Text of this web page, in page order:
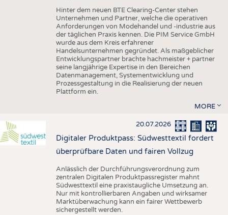
Hinter dem neuen BTE Clearing-Center stehen
Unternehmen und Partner, welche die operativen
Anforderungen von Modehandel und -industrie aus
der täglichen Praxis kennen. Die PIM Service GmbH
wurde aus dem Kreis erfahrener
Handelsunternehmen gegründet. Als maßgeblicher
Entwicklungspartner brachte hachmeister + partner
seine langjährige Expertise in den Bereichen
Datenmanagement, Systementwicklung und
Prozessgestaltung in die Realisierung der neuen
Plattform ein.
MORE
20.07.2026
Digitaler Produktpass: Südwesttextil fordert
überprüfbare Daten und fairen Vollzug
Anlässlich der Durchführungsverordnung zum
zentralen Digitalen Produktpassregister mahnt
Südwesttextil eine praxistaugliche Umsetzung an.
Nur mit kontrollierbaren Angaben und wirksamer
Marktüberwachung kann ein fairer Wettbewerb
sichergestellt werden.